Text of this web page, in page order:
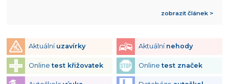
zobrazit článek >
Aktuální uzavírky Aktuální nehody
Onlinetest křižovatek Onlinetest značek